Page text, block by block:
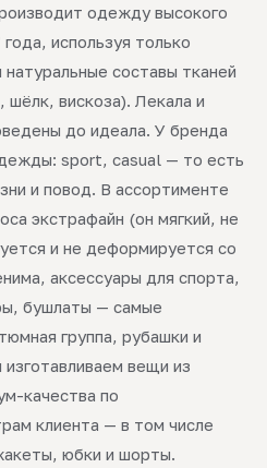
одежду высокого
используя только
составы тканей
вискоза). Лекала и
до идеала. У бренда
sport, casual — то есть
и повод. В ассортименте
экстрафайн (он мягкий, не
и не деформируется со
аксессуары для спорта,
бушлаты — самые
группа, рубашки и
вещи из
качества по
клиента — в том числе
юбки и шорты.